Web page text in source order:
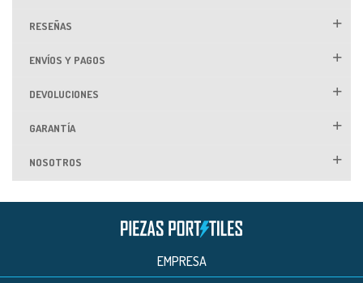
RESEÑAS
ENVÍOS Y PAGOS
DEVOLUCIONES
GARANTÍA
NOSOTROS
EMPRESA